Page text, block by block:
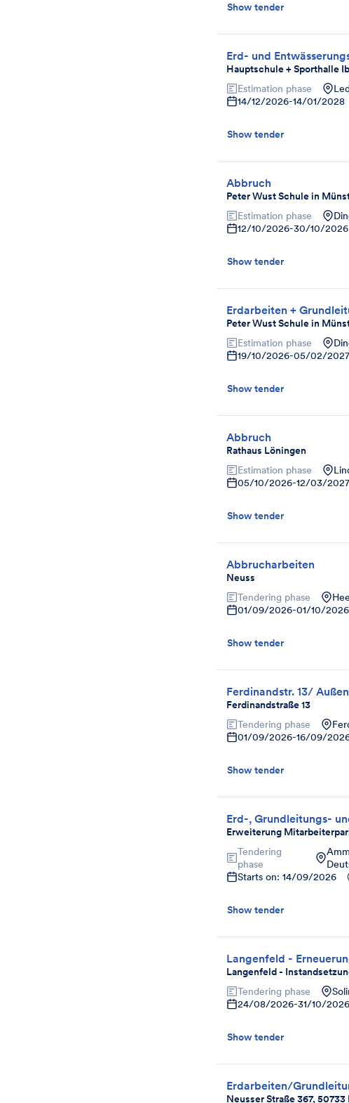
Show tender
Erd- und
Hauptschule + Sporthalle
Estimation phase
14/12/2026-14/01/2028
Show tender
Abbruch
Peter Wust Schule in
Estimation phase
12/10/2026-30/10/2026
Show tender
Erdarbeiten +
Peter Wust Schule in
Estimation phase
19/10/2026-05/02/2027
Show tender
Abbruch
Rathaus Löningen
Estimation phase
05/10/2026-12/03/2027
Show tender
Abbrucharbeiten
Neuss
Tendering phase
01/09/2026-01/10/2026
Show tender
Ferdinandstr. 13/
Ferdinandstraße 13
Tendering phase
01/09/2026-16/09/
Show tender
Erd-, Grundleitungs-
Erweiterung
Tendering
phase
Starts on: 14/09/2026
Show tender
Langenfeld -
Langenfeld -
Tendering phase
24/08/2026-31/10/2026
Show tender
Erdarbeiten/
Neusser Straße 367, 50733